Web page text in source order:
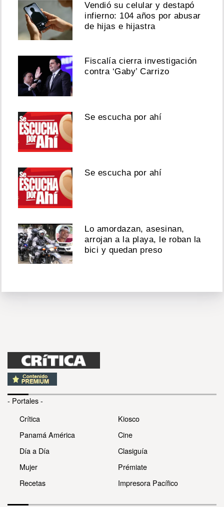
Vendió su celular y destapó
infierno: 104 años por abusar
de hijas e hijastra
Fiscalía cierra investigación
contra ‘Gaby’ Carrizo
Se escucha por ahí
Se escucha por ahí
Lo amordazan, asesinan,
arrojan a la playa, le roban la
bici y quedan preso
- Portales -
Crítica
Panamá América
Día a Día
Mujer
Recetas
Kiosco
Cine
Clasiguía
Prémiate
Impresora Pacífico